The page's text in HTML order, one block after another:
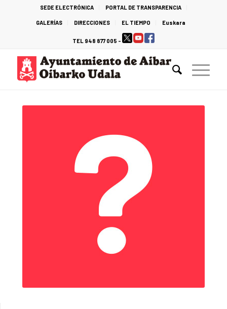
SEDE ELECTRÓNICA PORTAL DE TRANSPARENCIA
GALERÍAS DIRECCIONES EL TIEMPO Euskara
TEL 948 877 005 -